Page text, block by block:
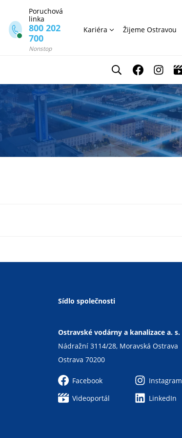
Poruchová
linka
800 202
700
Nonstop
Kariéra Žijeme Ostravou
Sídlo společnosti
Ostravské vodárny a kanalizace a. s.
Nádražní 3114/28, Moravská Ostrava
Ostrava 70200
Facebook
Instagram
Videoportál
LinkedIn